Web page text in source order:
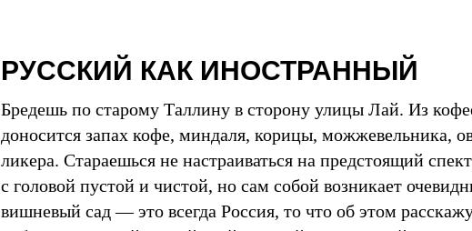
РУССКИЙ КАК ИНОСТРАННЫЙ
Бредешь по старому Таллину в сторону улицы Лай. Из
доносится запах кофе, миндаля, корицы, можжевельника,
ликера. Стараешься не настраиваться на предстоящий
с головой пустой и чистой, но сам собой возникает
вишневый сад — это всегда Россия, то что об этом